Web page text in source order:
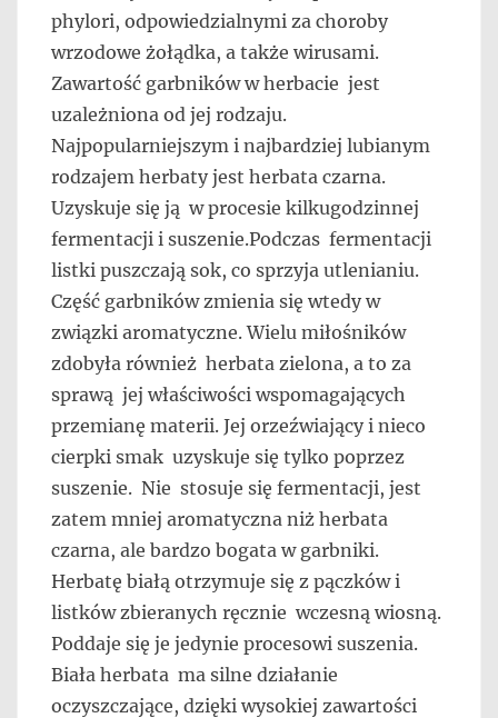
phylori, odpowiedzialnymi za choroby
wrzodowe żołądka, a także wirusami.
Zawartość garbników w herbacie jest
uzależniona od jej rodzaju.
Najpopularniejszym i najbardziej lubianym
rodzajem herbaty jest herbata czarna.
Uzyskuje się ją w procesie kilkugodzinnej
fermentacji i suszenie.Podczas fermentacji
listki puszczają sok, co sprzyja utlenianiu.
Część garbników zmienia się wtedy w
związki aromatyczne. Wielu miłośników
zdobyła również herbata zielona, a to za
sprawą jej właściwości wspomagających
przemianę materii. Jej orzeźwiający i nieco
cierpki smak uzyskuje się tylko poprzez
suszenie. Nie stosuje się fermentacji, jest
zatem mniej aromatyczna niż herbata
czarna, ale bardzo bogata w garbniki.
Herbatę białą otrzymuje się z pączków i
listków zbieranych ręcznie wczesną wiosną.
Poddaje się je jedynie procesowi suszenia.
Biała herbata ma silne działanie
oczyszczające, dzięki wysokiej zawartości